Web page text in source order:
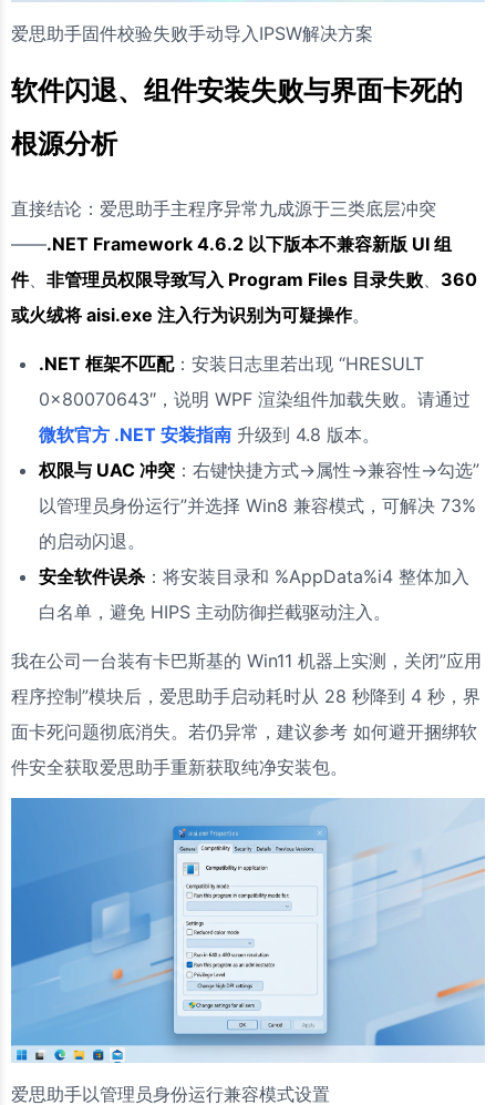
爱思助手固件校验失败手动导入IPSW解决方案
软件闪退、组件安装失败与界面卡死的
根源分析
直接结论：爱思助手主程序异常九成源于三类底层冲突
——.NET Framework 4.6.2 以下版本不兼容新版 UI 组
件、 非管理员权限导致写入 Program Files 目录失败
360
或火绒将 aisi.exe 注入行为识别为可疑操作。
.NET 框架不匹配：安装日志里若出现 “HRESULT
0x80070643″，说明 WPF 渲染组件加载失败。请通过
微软官方 .NET 安装指南 升级到 4.8 版本。
权限与 UAC 冲突 ：右键快捷方式→属性→兼容性→勾选”
以管理员身份运行”并选择 Win8 兼容模式，可解决 73%
的启动闪退。
安全软件误杀 ：将安装目录和 %AppData%i4 整体加入
白名单，避免 HIPS 主动防御拦截驱动注入。
我在公司一台装有卡巴斯基的 Win11 机器上实测，关闭”应用
程序控制”模块后，爱思助手启动耗时从 28 秒降到 4 秒，界
面卡死问题彻底消失。若仍异常，建议参考 如何避开捆绑软
件安全获取爱思助手重新获取纯净安装包。
爱思助手以管理员身份运行兼容模式设置